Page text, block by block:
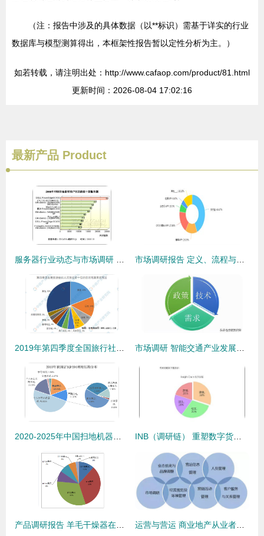
（注：报告中涉及的具体数据（以**标识）需基于详实的行业
数据库与模型测算得出，本框架性报告暂以定性分析为主。）
如若转载，请注明出处：http://www.cafaop.com/product/81.html
更新时间：2026-08-04 17:02:16
最新产品 Product
服务器行业动态与市场调研 产品规格关注度分析及热门产品排行 市场调研报告 定义、流程与实施要点
2019年第四季度全国旅行社市场调查报告 数据背后的行业脉动 市场调研 智能交通产业发展历程及驱动力分析
2020-2025年中国扫地机器人行业市场前景预测及投资方向研究报告 INB（调研链） 重塑数字货币投资调研生态的公链探索
产品调研报告 羊毛干燥器在亚马逊美国站的市场数据分析 运营与营运 商业地产从业者必须厘清的概念与市场调研的重要性